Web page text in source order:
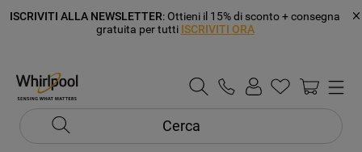
ISCRIVITI ALLA NEWSLETTER: Ottieni il 15% di sconto + consegna
gratuita per tutti ISCRIVITI ORA
Cerca